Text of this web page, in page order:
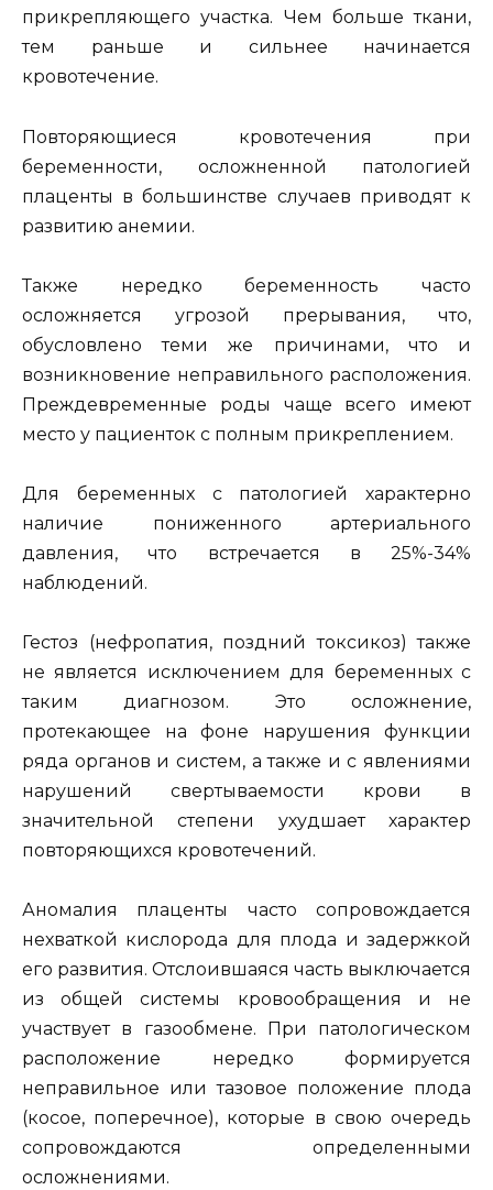
прикрепляющего участка. Чем больше ткани,
тем раньше и сильнее начинается
кровотечение.
Повторяющиеся кровотечения при
беременности, осложненной патологией
плаценты в большинстве случаев приводят к
развитию анемии.
Также нередко беременность часто
осложняется угрозой прерывания, что,
обусловлено теми же причинами, что и
возникновение неправильного расположения.
Преждевременные роды чаще всего имеют
место у пациенток с полным прикреплением.
Для беременных с патологией характерно
наличие пониженного артериального
давления, что встречается в 25%-34%
наблюдений.
Гестоз (нефропатия, поздний токсикоз) также
не является исключением для беременных с
таким диагнозом. Это осложнение,
протекающее на фоне нарушения функции
ряда органов и систем, а также и с явлениями
нарушений свертываемости крови в
значительной степени ухудшает характер
повторяющихся кровотечений.
Аномалия плаценты часто сопровождается
нехваткой кислорода для плода и задержкой
его развития. Отслоившаяся часть выключается
из общей системы кровообращения и не
участвует в газообмене. При патологическом
расположение нередко формируется
неправильное или тазовое положение плода
(косое, поперечное), которые в свою очередь
сопровождаются определенными
осложнениями.